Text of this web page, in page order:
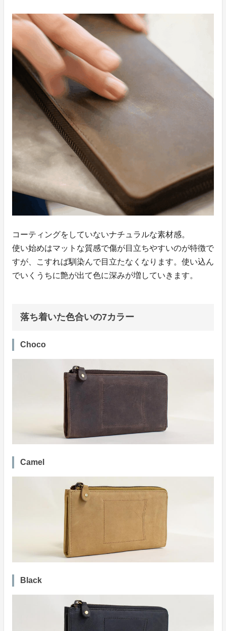
コーティングをしていないナチュラルな素材感。
使い始めはマットな質感で傷が目立ちやすいのが特徴で
すが、こすれば馴染んで目立たなくなります。使い込ん
でいくうちに艶が出て色に深みが増していきます。
落ち着いた色合いの7カラー
Choco
Camel
Black